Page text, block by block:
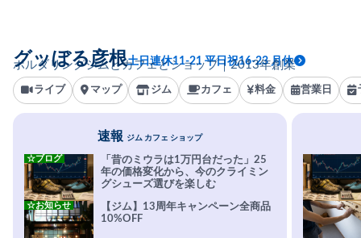
ボルダリングジムとカフェとショップ｜2013年創業
グッぼる彦根土日連休11-21 平日祝16-23 月休
ライブ マップ ジム カフェ 料金 営業日
速報 ジム カフェ ショップ
「昔のミウラは1万円台だった」25
年の価格変化から、今のクライミン
グシューズ選びを楽しむ
☆ブログ
【ジム】13周年キャンペーン全商品
10%OFF
☆お知らせ